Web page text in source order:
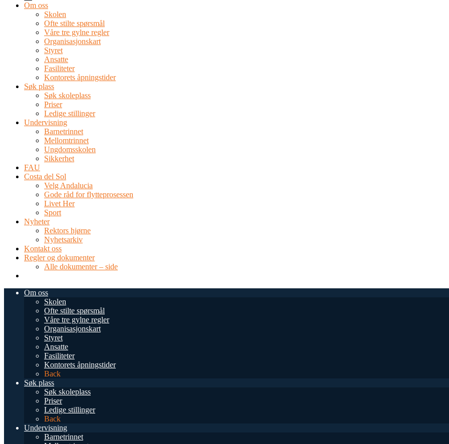
Om oss
Skolen
Ofte stilte spørsmål
Våre tre gylne regler
Organisasjonskart
Styret
Ansatte
Fasiliteter
Kontorets åpningstider
Søk plass
Søk skoleplass
Priser
Ledige stillinger
Undervisning
Barnetrinnet
Mellomtrinnet
Ungdomsskolen
Sikkerhet
FAU
Costa del Sol
Velg Andalucia
Gode råd for flytteprosessen
Livet Her
Sport
Nyheter
Rektors hjørne
Nyhetsarkiv
Kontakt oss
Regler og dokumenter
Alle dokumenter – side
Om oss
Skolen
Ofte stilte spørsmål
Våre tre gylne regler
Organisasjonskart
Styret
Ansatte
Fasiliteter
Kontorets åpningstider
Back
Søk plass
Søk skoleplass
Priser
Ledige stillinger
Back
Undervisning
Barnetrinnet